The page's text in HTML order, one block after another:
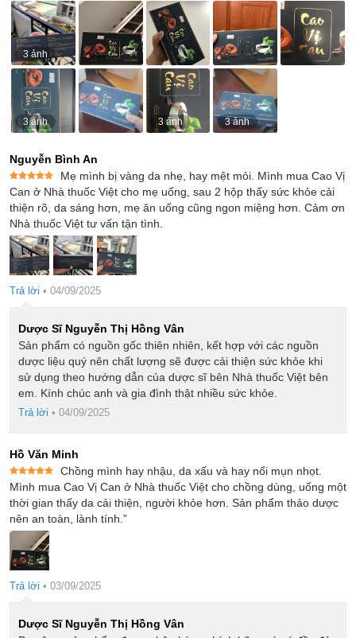
3 ảnh
3 ảnh 3 ảnh 3 ảnh
Nguyễn Bình An
Được xếp
hạng 55
sao
Mẹ mình bị vàng da nhẹ, hay mệt mỏi. Mình mua Cao Vị
Can ở Nhà thuốc Việt cho mẹ uống, sau 2 hộp thấy sức khỏe cải
thiện rõ, da sáng hơn, mẹ ăn uống cũng ngon miệng hơn. Cảm ơn
Nhà thuốc Việt tư vấn tận tình.
Trả lời • 04/09/2025
Dược Sĩ Nguyễn Thị Hồng Vân
Sản phẩm có nguồn gốc thiên nhiên, kết hợp với các nguồn
dược liệu quý nên chất lượng sẽ được cải thiện sức khỏe khi
sử dụng theo hướng dẫn của dược sĩ bên Nhà thuốc Việt bên
em. Kính chúc anh và gia đình thật nhiều sức khỏe.
Trả lời • 04/09/2025
Hồ Văn Minh
Được xếp
hạng5 5
sao
Chồng mình hay nhậu, da xấu và hay nổi mụn nhọt.
Mình mua Cao Vị Can ở Nhà thuốc Việt cho chồng dùng, uống một
thời gian thấy da cải thiện, người khỏe hơn. Sản phẩm thảo dược
nên an toàn, lành tính.”
Trả lời • 03/09/2025
Dược Sĩ Nguyễn Thị Hồng Vân